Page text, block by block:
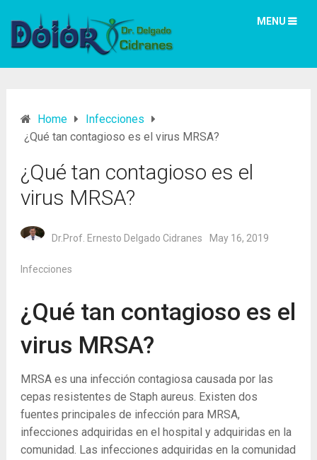
MENU
Home
Infecciones
¿Qué tan contagioso es el virus MRSA?
¿Qué tan contagioso es el
virus MRSA?
Dr.Prof. Ernesto Delgado Cidranes May 16, 2019
Infecciones
¿Qué tan contagioso es el
virus MRSA?
MRSA es una infección contagiosa causada por las
cepas resistentes de Staph aureus. Existen dos
fuentes principales de infección para MRSA,
infecciones adquiridas en el hospital y adquiridas en la
comunidad. Las infecciones adquiridas en la comunidad